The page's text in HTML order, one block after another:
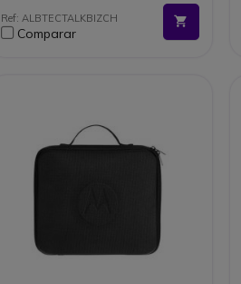
Incluye fuente de alimentación
Ref: ALBTECTALKBIZCH
Comparar